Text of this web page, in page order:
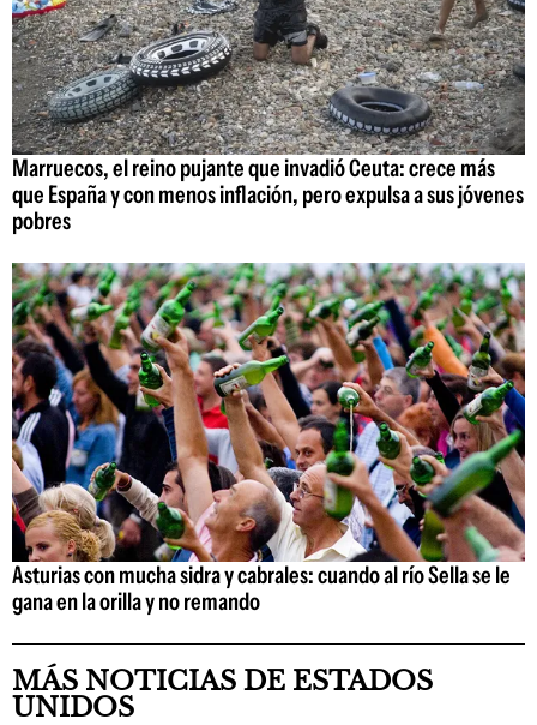
Marruecos, el reino pujante que invadió Ceuta: crece más
que España y con menos inflación, pero expulsa a sus jóvenes
pobres
Asturias con mucha sidra y cabrales: cuando al río Sella se le
gana en la orilla y no remando
MÁS NOTICIAS DE ESTADOS
UNIDOS